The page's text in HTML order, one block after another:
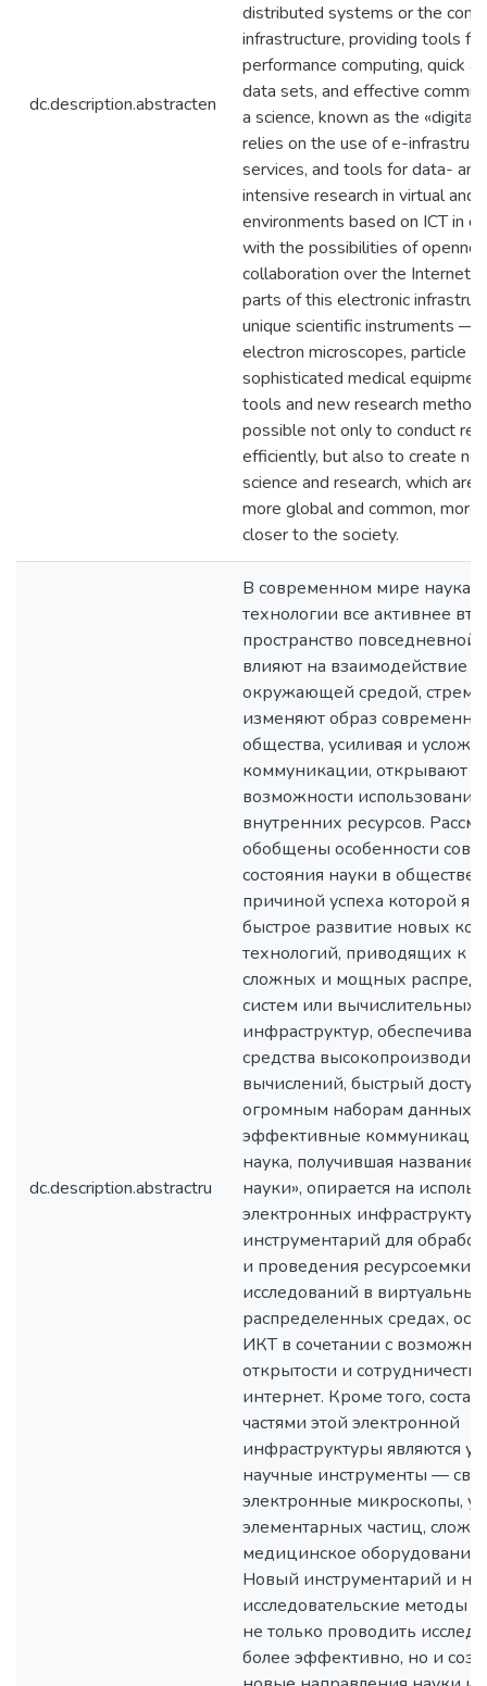
dc.description.abstracten
distributed systems or the
infrastructure, providing tools
performance computing, quick
data sets, and effective
a science, known as the «digital
relies on the use of e-
services, and tools for data-
intensive research in virtual and
environments based on ICT in
with the possibilities of
collaboration over the Internet.
parts of this electronic
unique scientific instruments —
electron microscopes, particle
sophisticated medical
tools and new research
possible not only to conduct
efficiently, but also to create
science and research, which are
more global and common, more
closer to the society.
dc.description.abstractru
В современном мире наука
технологии все активнее
пространство повседневной
влияют на взаимодействие
окружающей средой,
изменяют образ
общества, усиливая и
коммуникации, открывают
возможности
внутренних ресурсов.
обобщены особенности
состояния науки в обществе,
причиной успеха которой
быстрое развитие новых
технологий, приводящих к
сложных и мощных
систем или вычислительных
инфраструктур,
средства
вычислений, быстрый доступ
огромным наборам данных и
эффективные
наука, получившая
науки», опирается на
электронных
инструментарий для
и проведения ресурсоемких
исследований в
распределенных средах,
ИКТ в сочетании с
открытости и
интернет. Кроме того,
частями этой электронной
инфраструктуры являются
научные инструменты —
электронные микроскопы,
элементарных частиц,
медицинское оборудование
Новый инструментарий и
исследовательские методы
не только проводить
более эффективно, но и